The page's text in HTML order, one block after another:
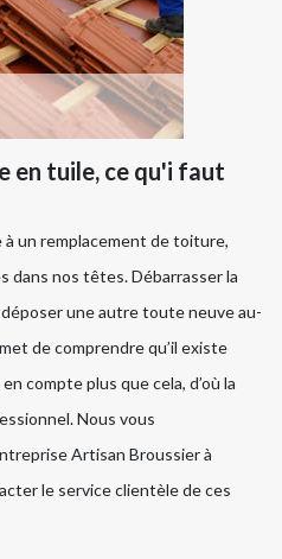
en tuile, ce qu'i faut
un remplacement de toiture,
dans nos têtes. Débarrasser la
une autre toute neuve au-
de comprendre qu’il existe
compte plus que cela, d’où la
Nous vous
Artisan Broussier à
le service clientèle de ces